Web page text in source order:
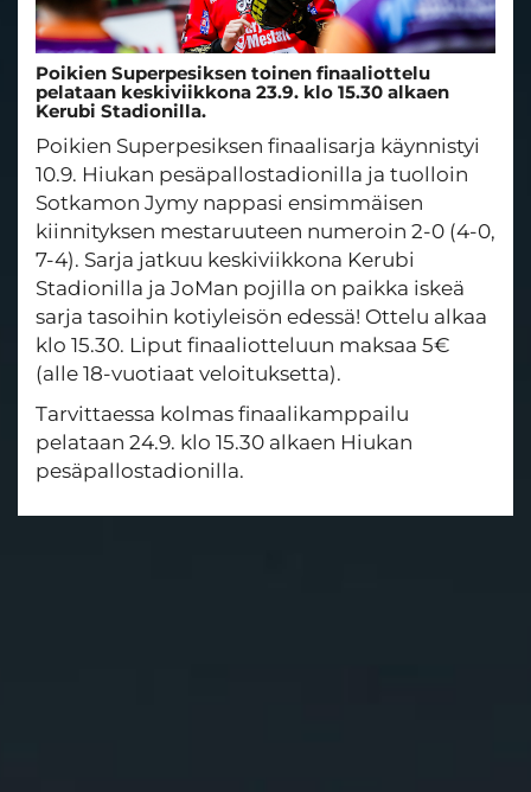
Poikien Superpesiksen toinen finaaliottelu
pelataan keskiviikkona 23.9. klo 15.30 alkaen
Kerubi Stadionilla.
Poikien Superpesiksen finaalisarja käynnistyi
10.9. Hiukan pesäpallostadionilla ja tuolloin
Sotkamon Jymy nappasi ensimmäisen
kiinnityksen mestaruuteen numeroin 2-0 (4-0,
7-4). Sarja jatkuu keskiviikkona Kerubi
Stadionilla ja JoMan pojilla on paikka iskeä
sarja tasoihin kotiyleisön edessä! Ottelu alkaa
klo 15.30. Liput finaaliotteluun maksaa 5€
(alle 18-vuotiaat veloituksetta).
Tarvittaessa kolmas finaalikamppailu
pelataan 24.9. klo 15.30 alkaen Hiukan
pesäpallostadionilla.